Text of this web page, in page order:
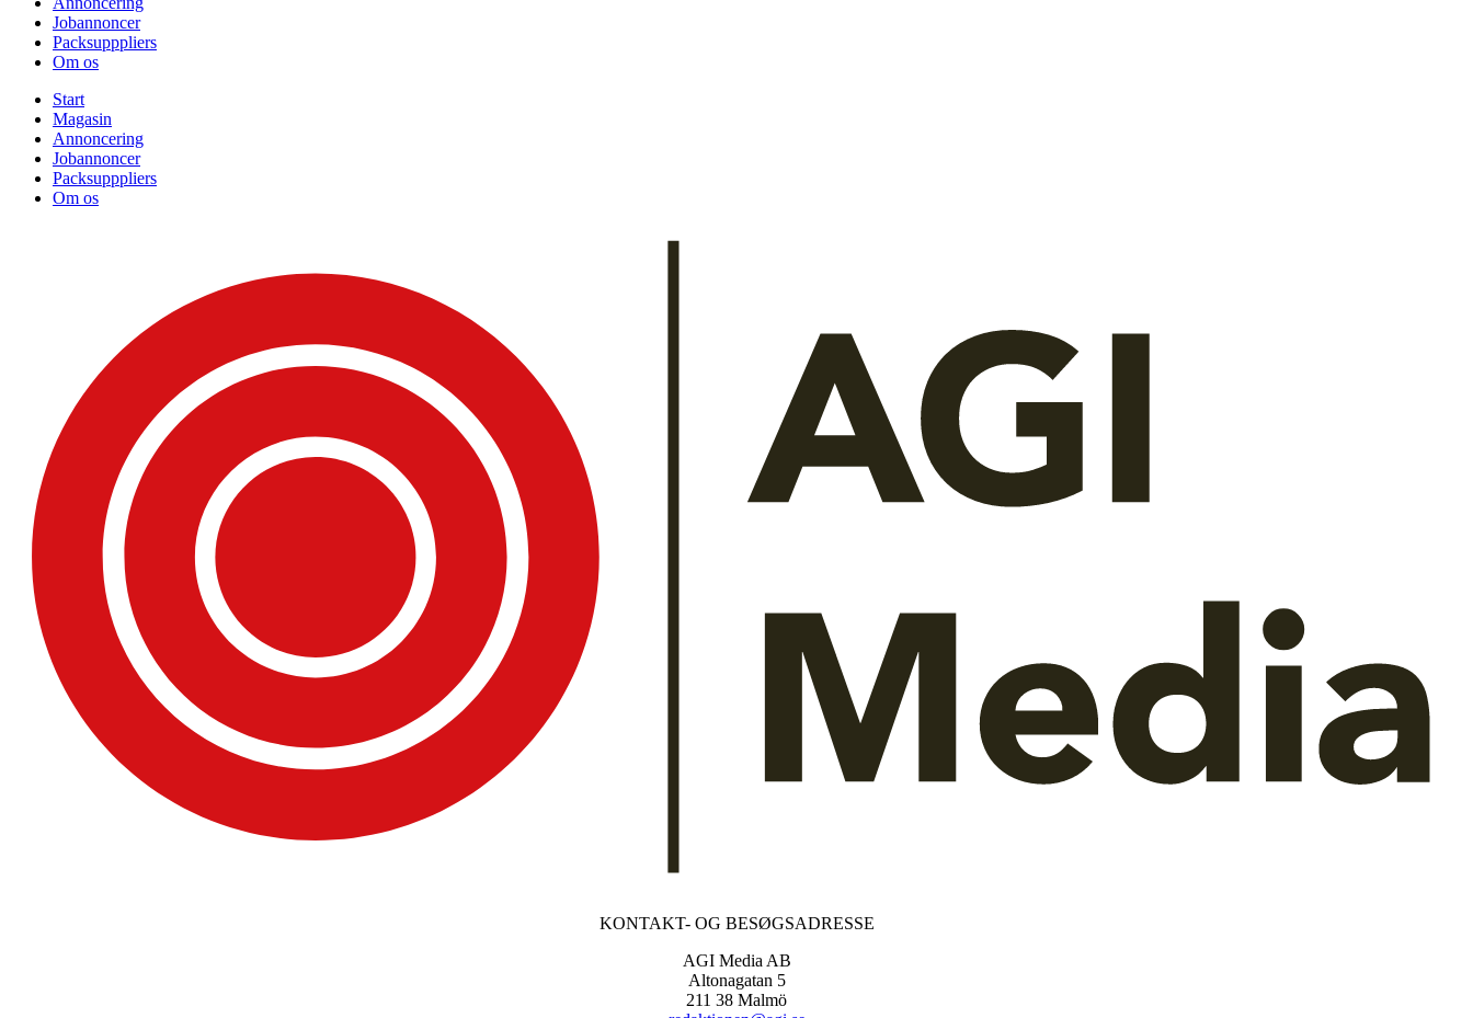
Jobannoncer
Packsupppliers
Om os
Start
Magasin
Annoncering
Jobannoncer
Packsupppliers
Om os
KONTAKT- OG BESØGSADRESSE
AGI Media AB
Altonagatan 5
211 38 Malmö